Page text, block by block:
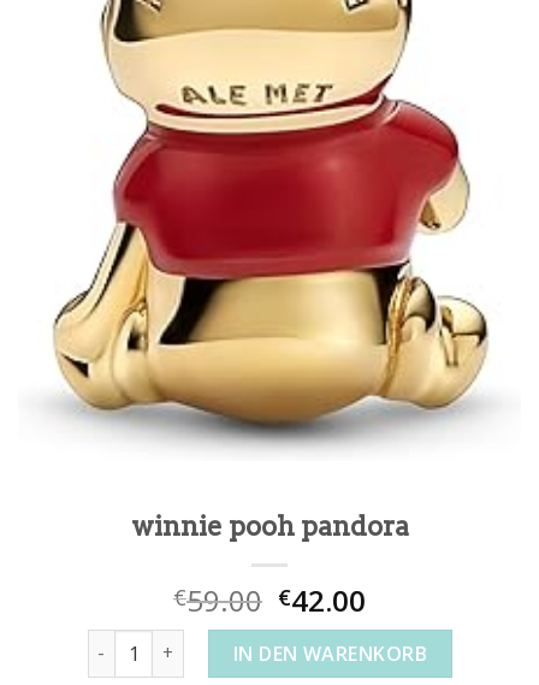
winnie pooh pandora
€59.00 €42.00
winnie pooh pandora MengeIN DEN WARENKORB